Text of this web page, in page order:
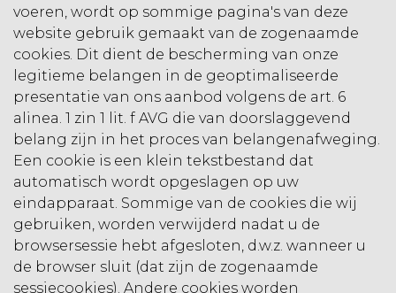
voeren, wordt op sommige pagina's van deze
website gebruik gemaakt van de zogenaamde
cookies. Dit dient de bescherming van onze
legitieme belangen in de geoptimaliseerde
presentatie van ons aanbod volgens de art. 6
alinea. 1 zin 1 lit. f AVG die van doorslaggevend
belang zijn in het proces van belangenafweging.
Een cookie is een klein tekstbestand dat
automatisch wordt opgeslagen op uw
eindapparaat. Sommige van de cookies die wij
gebruiken, worden verwijderd nadat u de
browsersessie hebt afgesloten, d.w.z. wanneer u
de browser sluit (dat zijn de zogenaamde
sessiecookies). Andere cookies worden